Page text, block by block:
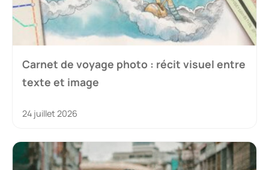
Carnet de voyage photo : récit visuel entre
texte et image
24 juillet 2026